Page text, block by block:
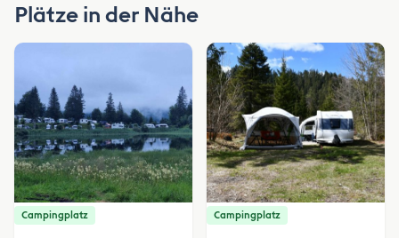
Plätze in der Nähe
Campingplatz Campingplatz